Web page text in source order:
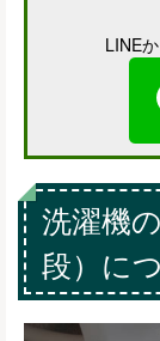
LINE
洗濯機
段）に